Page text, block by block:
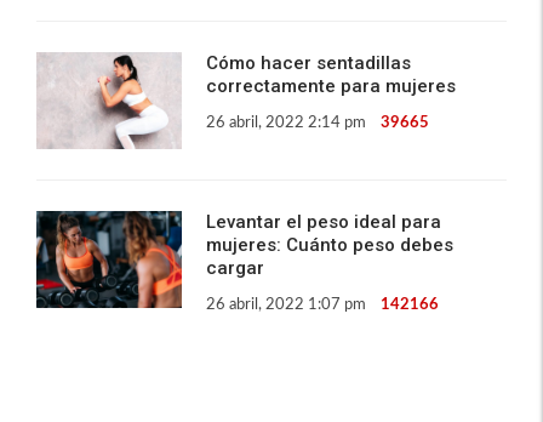
Cómo hacer sentadillas
correctamente para mujeres
26 abril, 2022 2:14 pm 39665
Levantar el peso ideal para
mujeres: Cuánto peso debes
cargar
26 abril, 2022 1:07 pm 142166